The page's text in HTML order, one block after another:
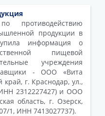
противодействию
продукции в
информация о
пищевой
учреждения
- ООО «Вита
край, г. Краснодар, ул.,
2312227427) и ООО
область, г. Озерск,
1, ИНН 7413027737).